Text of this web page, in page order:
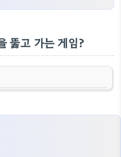
뚫고 가는 게임?